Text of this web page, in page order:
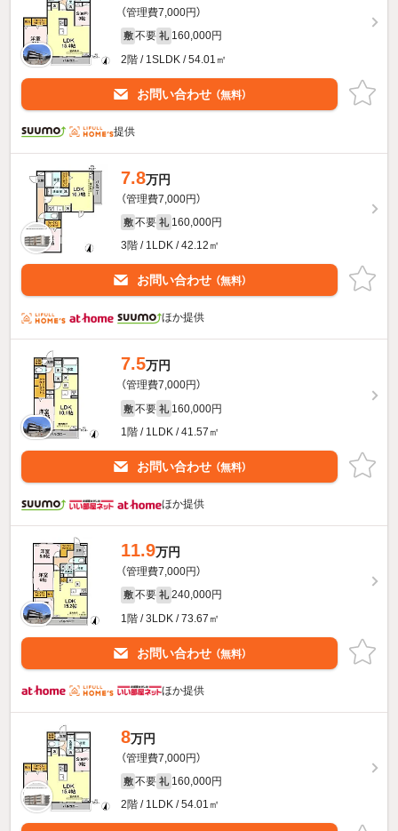
（管理費7,000円）
敷 不要 礼 160,000円
2階 / 1SLDK / 54.01㎡
お問い合わせ （無料）
提供
7.8万円
（管理費7,000円）
敷 不要 礼 160,000円
3階 / 1LDK / 42.12㎡
お問い合わせ （無料）
ほか提供
7.5万円
（管理費7,000円）
敷 不要 礼 160,000円
1階 / 1LDK / 41.57㎡
お問い合わせ （無料）
ほか提供
11.9万円
（管理費7,000円）
敷 不要 礼 240,000円
1階 / 3LDK / 73.67㎡
お問い合わせ （無料）
ほか提供
8万円
（管理費7,000円）
敷 不要 礼 160,000円
2階 / 1LDK / 54.01㎡